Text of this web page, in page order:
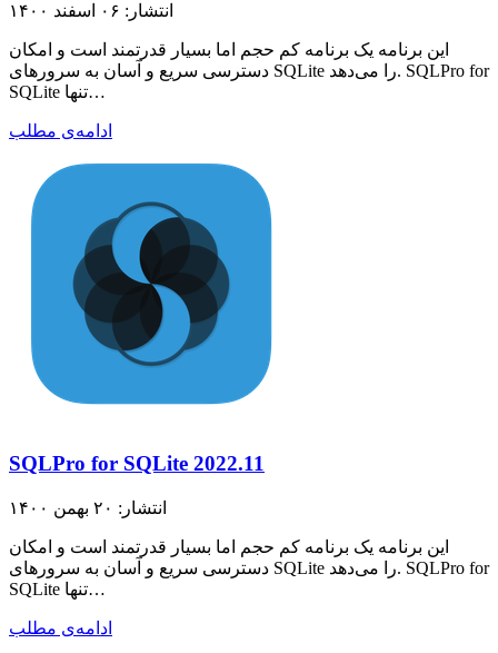
انتشار: ۰۶ اسفند ۱۴۰۰
این برنامه یک برنامه کم حجم اما بسیار قدرتمند است و امکان
دسترسی سریع و آسان به سرورهای SQLite را می‌دهد. SQLPro for
SQLite تنها…
ادامه‌ی مطلب
SQLPro for SQLite 2022.11
انتشار: ۲۰ بهمن ۱۴۰۰
این برنامه یک برنامه کم حجم اما بسیار قدرتمند است و امکان
دسترسی سریع و آسان به سرورهای SQLite را می‌دهد. SQLPro for
SQLite تنها…
ادامه‌ی مطلب